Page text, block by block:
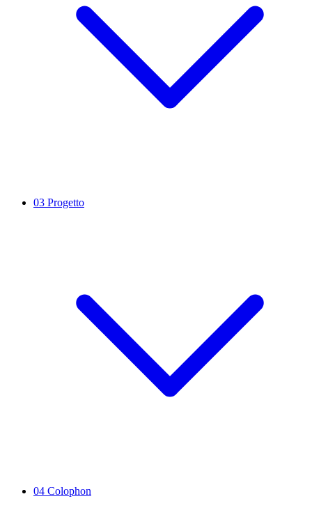
03 Progetto
04 Colophon